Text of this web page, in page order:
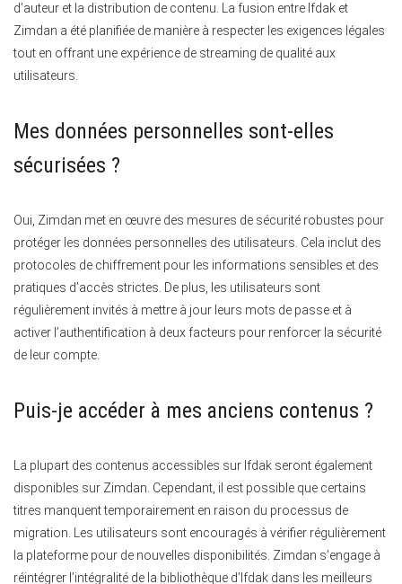
d’auteur et la distribution de contenu. La fusion entre Ifdak et
Zimdan a été planifiée de manière à respecter les exigences légales
tout en offrant une expérience de streaming de qualité aux
utilisateurs.
Mes données personnelles sont-elles
sécurisées ?
Oui, Zimdan met en œuvre des mesures de sécurité robustes pour
protéger les données personnelles des utilisateurs. Cela inclut des
protocoles de chiffrement pour les informations sensibles et des
pratiques d’accès strictes. De plus, les utilisateurs sont
régulièrement invités à mettre à jour leurs mots de passe et à
activer l’authentification à deux facteurs pour renforcer la sécurité
de leur compte.
Puis-je accéder à mes anciens contenus ?
La plupart des contenus accessibles sur Ifdak seront également
disponibles sur Zimdan. Cependant, il est possible que certains
titres manquent temporairement en raison du processus de
migration. Les utilisateurs sont encouragés à vérifier régulièrement
la plateforme pour de nouvelles disponibilités. Zimdan s’engage à
réintégrer l’intégralité de la bibliothèque d’Ifdak dans les meilleurs